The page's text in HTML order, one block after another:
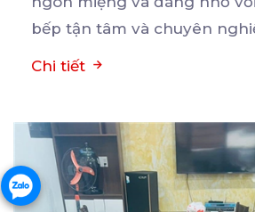
bếp tận tâm và chuyên
Chi tiết